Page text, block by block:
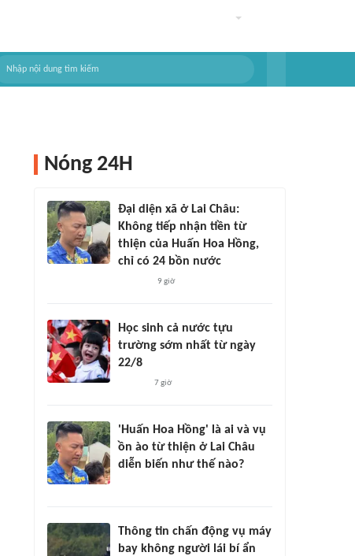
Nóng 24H
Đại diện xã ở Lai Châu:
Không tiếp nhận tiền từ
thiện của Huấn Hoa Hồng,
chỉ có 24 bồn nước
9 giờ
Học sinh cả nước tựu
trường sớm nhất từ ngày
22/8
7 giờ
'Huấn Hoa Hồng' là ai và vụ
ồn ào từ thiện ở Lai Châu
diễn biến như thế nào?
Thông tin chấn động vụ máy
bay không người lái bí ẩn